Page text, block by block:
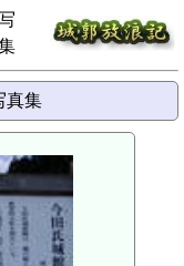
真集